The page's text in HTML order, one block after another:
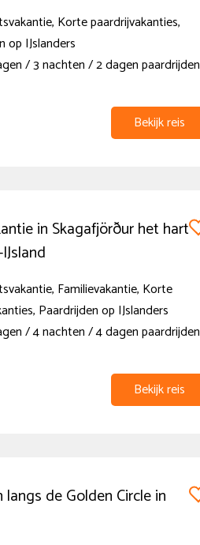
Korte paardrijvakanties,
op IJslanders
/ 3 nachten / 2 dagen paardrijden
Bekijk reis
in Skagafjörður het hart
Familievakantie, Korte
Paardrijden op IJslanders
/ 4 nachten / 4 dagen paardrijden
Bekijk reis
langs de Golden Circle in